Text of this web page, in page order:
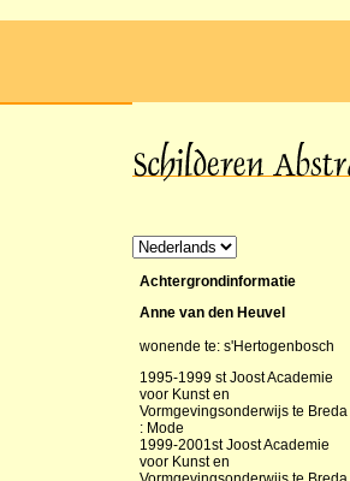
Achtergrondinformatie
Anne van den Heuvel
wonende te: s'Hertogenbosch
1995-1999 st Joost Academie
voor Kunst en
Vormgevingsonderwijs te Breda
: Mode
1999-2001st Joost Academie
voor Kunst en